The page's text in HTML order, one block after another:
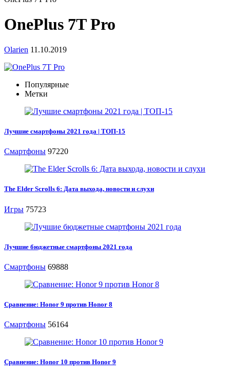
OnePlus 7T Pro
Olarien 11.10.2019
Популярные
Метки
Лучшие смартфоны 2021 года | ТОП-15
Смартфоны 97220
The Elder Scrolls 6: Дата выхода, новости и слухи
Игры 75723
Лучшие бюджетные смартфоны 2021 года
Смартфоны 69888
Сравнение: Honor 9 против Honor 8
Смартфоны 56164
Сравнение: Honor 10 против Honor 9